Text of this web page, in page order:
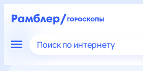
Поиск по интернету